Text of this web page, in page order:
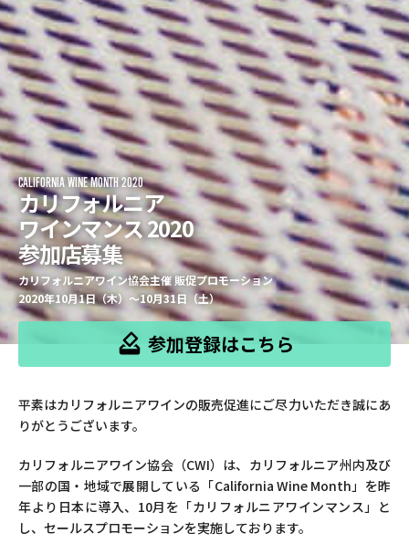
CALIFORNIA WINE MONTH 2020
カリフォルニア
ワインマンス 2020
参加店募集
カリフォルニアワイン協会主催 販促プロモーション
2020年10月1日（木）～10月31日（土）
参加登録はこちら
平素はカリフォルニアワインの販売促進にご尽力いただき誠にあ
りがとうございます。
カリフォルニアワイン協会（CWI）は、カリフォルニア州内及び
一部の国・地域で展開している「California Wine Month」を昨
年より日本に導入、10月を「カリフォルニアワインマンス」と
し、セールスプロモーションを実施しております。